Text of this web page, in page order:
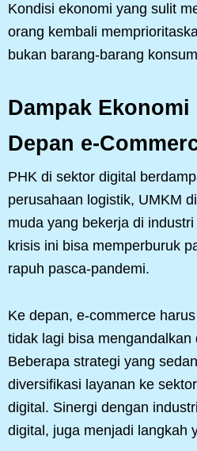
Kondisi ekonomi yang sulit
orang kembali
bukan barang-barang
Dampak Ekonomi
Depan e-
PHK di sektor digital
perusahaan logistik, UMKM
muda yang bekerja di
krisis ini bisa memperburuk
rapuh pasca-pandemi.
Ke depan, e-commerce
tidak lagi bisa mengandalkan
Beberapa strategi yang
diversifikasi layanan ke
digital. Sinergi dengan
digital, juga menjadi langkah